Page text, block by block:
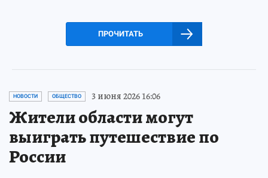
ПРОЧИТАТЬ
НОВОСТИ ОБЩЕСТВО 3 июня 2026 16:06
Жители области могут
выиграть путешествие по
России